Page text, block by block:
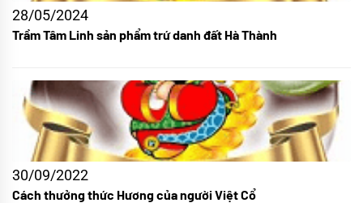
28/05/2024
Trầm Tâm Linh sản phẩm trứ danh đất Hà Thành
30/09/2022
Cách thưởng thức Hương của người Việt Cổ